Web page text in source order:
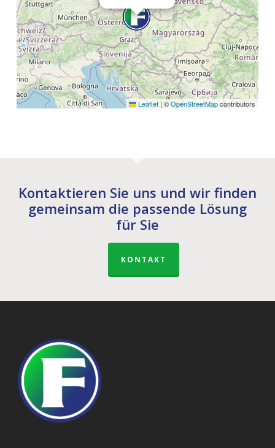
Leaflet | ©OpenStreetMapcontributors
Kontaktieren Sie uns und wir finden
gemeinsam die passende Lösung
für Sie
KONTAKT